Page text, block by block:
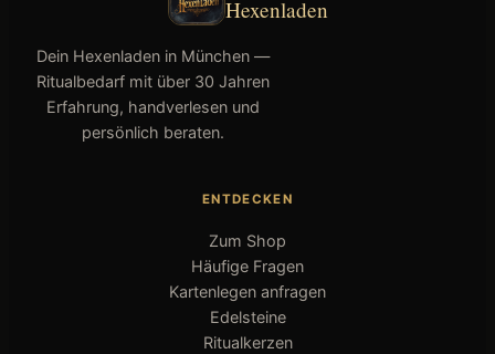
Hexenladen
Dein Hexenladen in München —
Ritualbedarf mit über 30 Jahren
Erfahrung, handverlesen und
persönlich beraten.
ENTDECKEN
Zum Shop
Häufige Fragen
Kartenlegen anfragen
Edelsteine
Ritualkerzen